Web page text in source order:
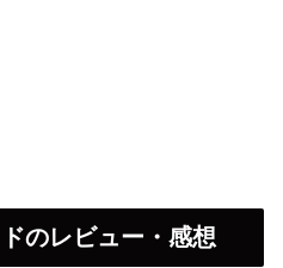
のレビュー・感想